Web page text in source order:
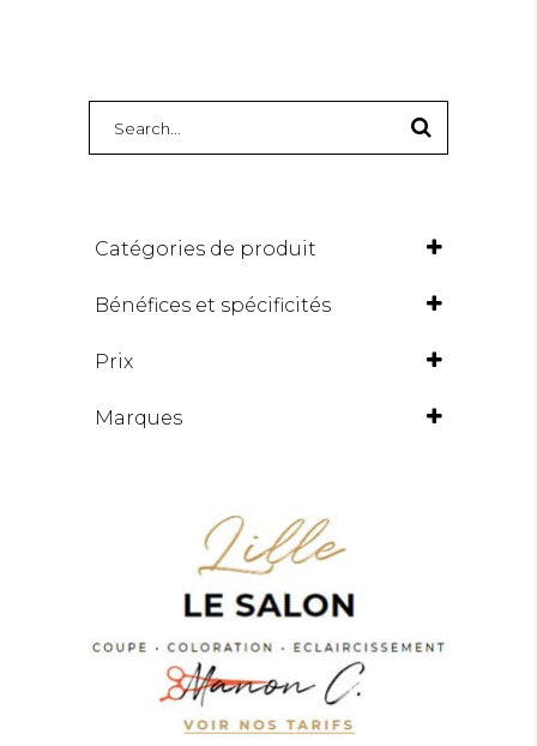
FOR:
Catégories de produit
Bénéfices et spécificités
BRILLANCE
CHEVEUX COLORÉS
CHEVEUX LONGS
CHEVEUX MÉCHÉS ET BLONDS
CHEVEUX SECS
DÉFINISSION DES BOUCLES
Prix
Marques